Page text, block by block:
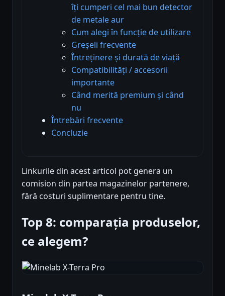
îți cumperi cel mai bun detector
de metale aur
Cum alegi în funcție de utilizare
Greșeli frecvente
Întreținere și durată de viață
Compatibilități / accesorii
importante
Când merită premium și când
nu
Întrebări frecvente
Concluzie
Linkurile din acest articol pot genera un
comision din partea magazinelor partenere,
fără costuri suplimentare pentru tine.
Top 8: comparația produselor,
ce alegem?